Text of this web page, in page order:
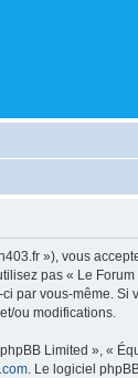
»), vous
pas « Le
par vous-même. Si
ou modifications.
Limited », «
. Le logiciel